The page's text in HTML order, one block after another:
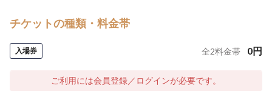
チケットの種類・料金帯
入場券 全2料金帯 0円
ご利用には会員登録／ログインが必要です。